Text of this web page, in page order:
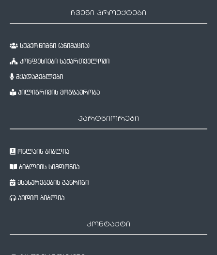
ჩვენი პროექტები
სუპერწიგნი (ანიმაცია)
კონფესიები საქართველოში
მქადაგებლები
პილიგრიმის მოგზაურობა
პარტნიორები
ონლაინ ბიბლია
ბიბლიის სიმფონია
მსახურებების განრიგი
აუდიო ბიბლია
კონტაქტი